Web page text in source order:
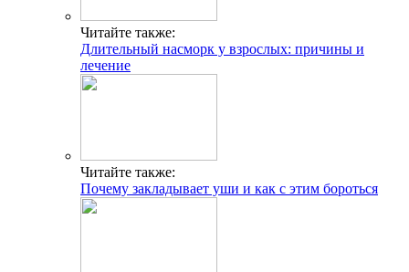
Читайте также:
Длительный насморк у взрослых: причины и
лечение
Читайте также:
Почему закладывает уши и как с этим бороться